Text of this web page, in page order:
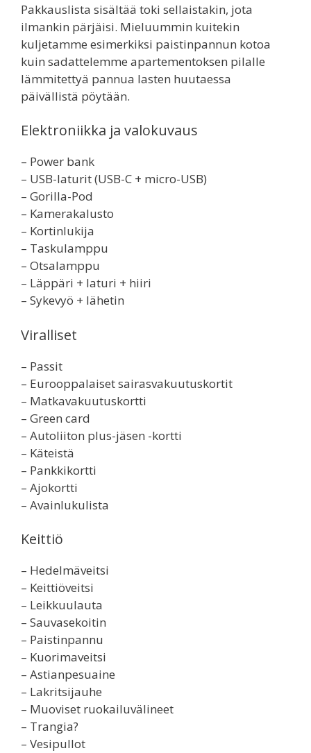
Pakkauslista sisältää toki sellaistakin, jota
ilmankin pärjäisi. Mieluummin kuitekin
kuljetamme esimerkiksi paistinpannun kotoa
kuin sadattelemme apartementoksen pilalle
lämmitettyä pannua lasten huutaessa
päivällistä pöytään.
Elektroniikka ja valokuvaus
– Power bank
– USB-laturit (USB-C + micro-USB)
– Gorilla-Pod
– Kamerakalusto
– Kortinlukija
– Taskulamppu
– Otsalamppu
– Läppäri + laturi + hiiri
– Sykevyö + lähetin
Viralliset
– Passit
– Eurooppalaiset sairasvakuutuskortit
– Matkavakuutuskortti
– Green card
– Autoliiton plus-jäsen -kortti
– Käteistä
– Pankkikortti
– Ajokortti
– Avainlukulista
Keittiö
– Hedelmäveitsi
– Keittiöveitsi
– Leikkuulauta
– Sauvasekoitin
– Paistinpannu
– Kuorimaveitsi
– Astianpesuaine
– Lakritsijauhe
– Muoviset ruokailuvälineet
– Trangia?
– Vesipullot